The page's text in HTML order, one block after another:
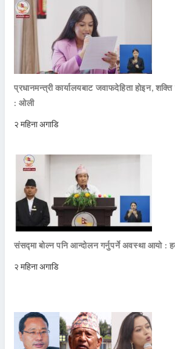
प्रधानमन्त्री कार्यालयबाट जवाफदेहिता होइन,
: ओली
२ महिना अगाडि
संसद्मा बोल्न पनि आन्दोलन गर्नुपर्ने अवस्था आयो :
२ महिना अगाडि